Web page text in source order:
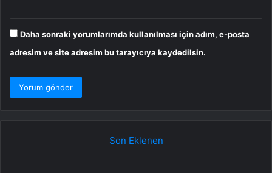
Daha sonraki yorumlarımda kullanılması için adım, e-posta
adresim ve site adresim bu tarayıcıya kaydedilsin.
Son Eklenen